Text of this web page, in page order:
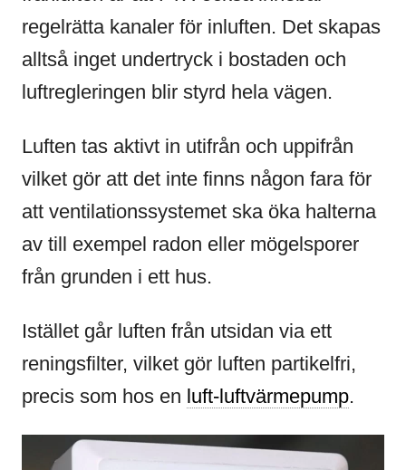
regelrätta kanaler för inluften. Det skapas
alltså inget undertryck i bostaden och
luftregleringen blir styrd hela vägen.
Luften tas aktivt in utifrån och uppifrån
vilket gör att det inte finns någon fara för
att ventilationssystemet ska öka halterna
av till exempel radon eller mögelsporer
från grunden i ett hus.
Istället går luften från utsidan via ett
reningsfilter, vilket gör luften partikelfri,
precis som hos en luft-luftvärmepump.